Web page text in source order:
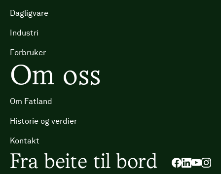
Dagligvare
Industri
Forbruker
Om oss
Om Fatland
Historie og verdier
Kontakt
Fra beite til bord